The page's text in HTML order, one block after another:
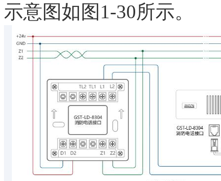
示意图如图1-30所示。